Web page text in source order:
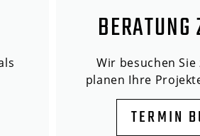
Wir besuchen Sie
planen Ihre
TERMIN